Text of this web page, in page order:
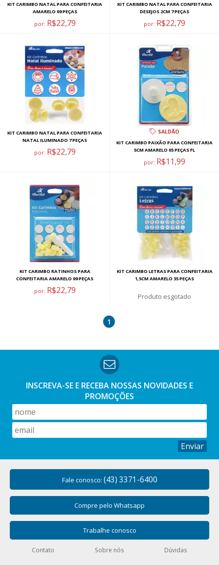
KIT CARIMBO NATAL PARA CONFEITARIA
AMARELO 09 PEÇAS
por: R$22,79
KIT CARIMBO NATAL PARA CONFEITARIA
DESEJOS 2CM 7 PEÇAS
por: R$22,79
KIT CARIMBO NATAL PARA CONFEITARIA
NATAL ILUMINADO 7 PEÇAS
por: R$22,79
SALDÃO
KIT CARIMBO PAIXÃO PARA CONFEITARIA
5CM AMARELO 05 PEÇAS FL
por: R$11,99
KIT CARIMBO RATINHOS PARA
CONFEITARIA AMARELO 09 PEÇAS
por: R$22,79
KIT CARIMBO LETRAS PARA CONFEITARIA
1,5CM AMARELO 35 PEÇAS
esgotado
1
INSCREVA-SE E RECEBA NOSSAS NOVIDADES E
PROMOÇÕES
Enviar
Fale conosco: (43) 3371-6400
Compre pelo Whatsapp
Trabalhe conosco
Contato Sobre nós Dúvidas